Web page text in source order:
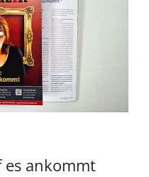
es ankommt